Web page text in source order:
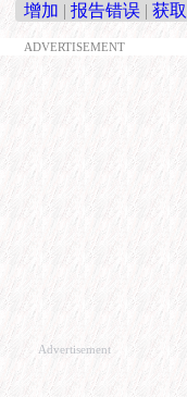
增加 | 报告错误 | 获
ADVERTISEMENT
Advertisement